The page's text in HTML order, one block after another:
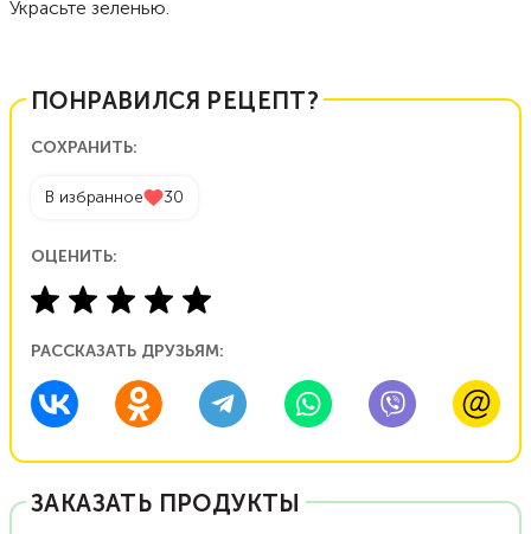
Украсьте зеленью.
ПОНРАВИЛСЯ РЕЦЕПТ?
СОХРАНИТЬ:
В избранное 30
ОЦЕНИТЬ:
РАССКАЗАТЬ ДРУЗЬЯМ:
ЗАКАЗАТЬ ПРОДУКТЫ